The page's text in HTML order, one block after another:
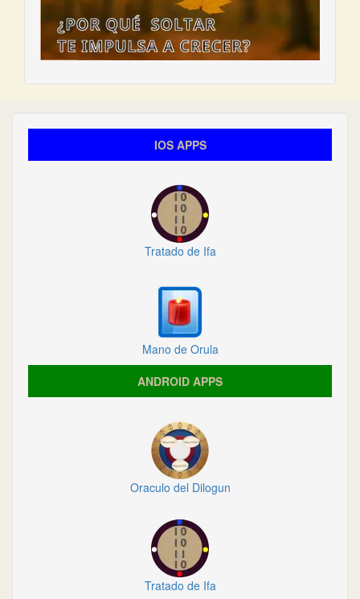
IOS APPS
Tratado de Ifa
Mano de Orula
ANDROID APPS
Oraculo del Dilogun
Tratado de Ifa